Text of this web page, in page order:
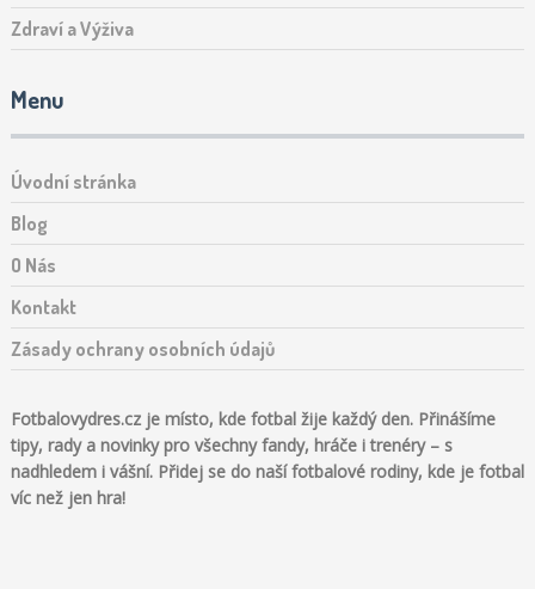
Zdraví a Výživa
Menu
Úvodní stránka
Blog
O Nás
Kontakt
Zásady ochrany osobních údajů
Fotbalovydres.cz je místo, kde fotbal žije každý den. Přinášíme
tipy, rady a novinky pro všechny fandy, hráče i trenéry – s
nadhledem i vášní. Přidej se do naší fotbalové rodiny, kde je fotbal
víc než jen hra!